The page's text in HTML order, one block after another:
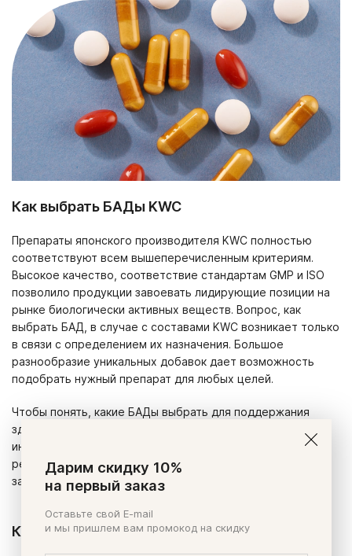
Как выбрать БАДы KWC
Препараты японского производителя KWC полностью
соответствуют всем вышеперечисленным критериям.
Высокое качество, соответствие стандартам GMP и ISO
позволило продукции завоевать лидирующие позиции на
рынке биологически активных веществ. Вопрос, как
выбрать БАД, в случае с составами KWC возникает только
в связи с определением их назначения. Большое
разнообразие уникальных добавок дает возможность
подобрать нужный препарат для любых целей.
Чтобы понять, какие БАДы выбрать для поддержания
здоровья, нужно ознакомиться с их составом и
инструкцией по применению. Но существуют и общие
рекомендации по подбору нужного препарата KWC в
зависимости от поставленной задачи.
Коррекция веса
Дарим скидку 10%
на первый заказ
Оставьте свой E-mail
и мы пришлем вам промокод на скидку